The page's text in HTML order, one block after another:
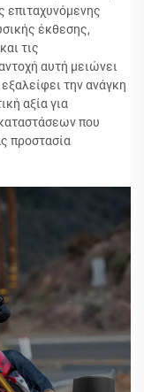
επιταχυνόμενης
έκθεσης,
τις
αυτή μειώνει
την ανάγκη
αξία για
που
προστασία